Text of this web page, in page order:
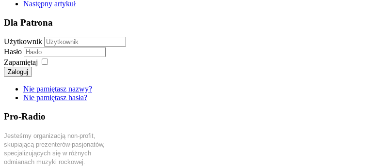
Następny artykuł
Dla Patrona
Użytkownik
Hasło
Zapamiętaj
Zaloguj
Nie pamiętasz nazwy?
Nie pamiętasz hasła?
Pro-Radio
Jesteśmy organizacją non-profit,
skupiającą prezenterów-pasjonatów,
specjalizujących się w różnych
odmianach muzyki rockowej.